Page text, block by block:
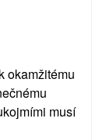
okamžitému
musí